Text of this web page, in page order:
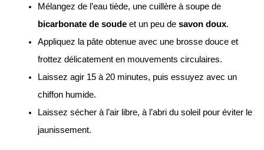
Mélangez de l’eau tiède, une cuillère à soupe de
bicarbonate de soudeet un peu de savon doux.
Appliquez la pâte obtenue avec une brosse douce et
frottez délicatement en mouvements circulaires.
Laissez agir 15 à 20 minutes, puis essuyez avec un
chiffon humide.
Laissez sécher à l’air libre, à l’abri du soleil pour éviter le
jaunissement.